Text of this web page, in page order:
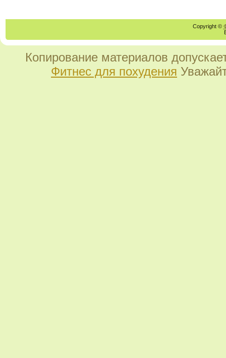
Copyright ©
Копирование материалов
Фитнес для похудения